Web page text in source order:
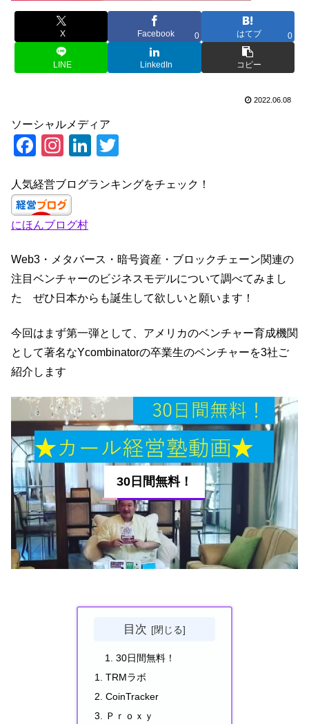
X Facebook 0 はてブ 0
LINE LinkedIn コピー
2022.06.08
ソーシャルメディア
F
c
e
b
o
o
k
In
a
gr
a
m
Li
k
n
tt
人気経営ブログランキングをチェック！
にほんブログ村
Web3・メタバース・暗号資産・ブロックチェーン関連の
注目ベンチャーのビジネスモデルについて調べてみまし
た ぜひ日本からも誕生して欲しいと願います！
今回はまず第一弾として、アメリカのベンチャー育成機関
として著名なYcombinatorの卒業生のベンチャーを3社ご
紹介します
30日間無料！
目次
30日間無料！
TRMラボ
CoinTracker
Ｐｒｏｘｙ